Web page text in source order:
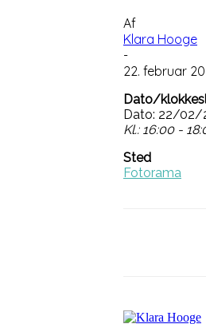
Af
Klara Hooge
-
22. februar
Dato/
Dato: 22/02/
Kl.: 16:00 -
Sted
Fotorama